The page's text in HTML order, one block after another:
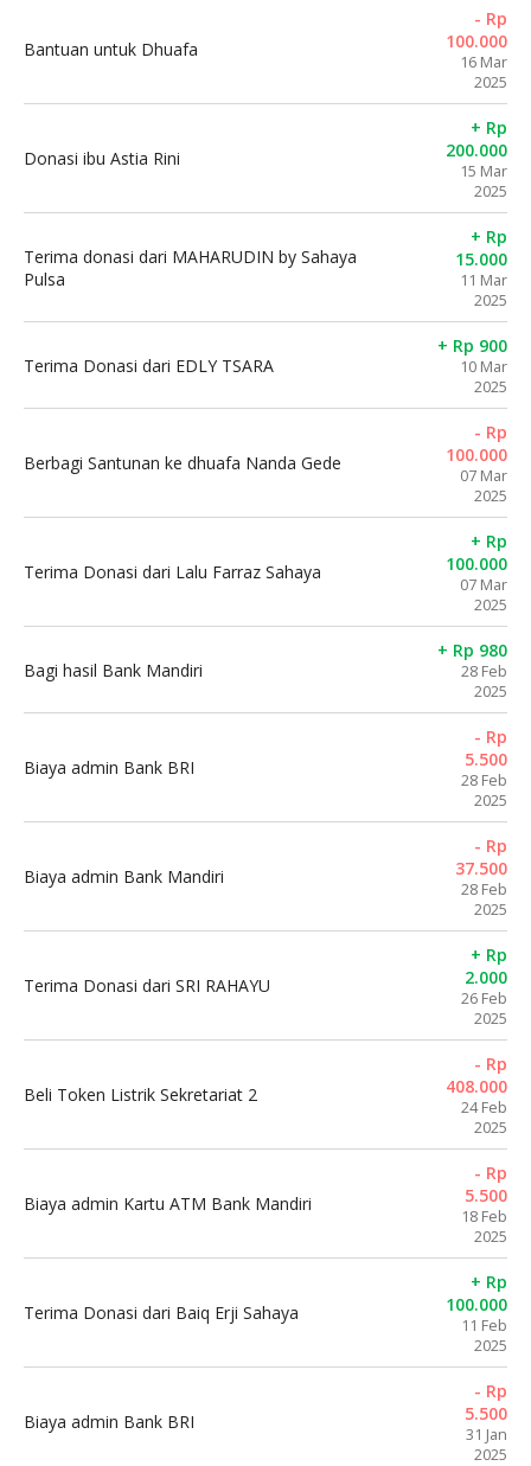
Bantuan untuk Dhuafa
- Rp
100.000
16 Mar
2025
Donasi ibu Astia Rini
+ Rp
200.000
15 Mar
2025
Terima donasi dari MAHARUDIN by Sahaya
Pulsa
+ Rp
15.000
11 Mar
2025
Terima Donasi dari EDLY TSARA
+ Rp 900
10 Mar
2025
Berbagi Santunan ke dhuafa Nanda Gede
- Rp
100.000
07 Mar
2025
Terima Donasi dari Lalu Farraz Sahaya
+ Rp
100.000
07 Mar
2025
Bagi hasil Bank Mandiri
+ Rp 980
28 Feb
2025
Biaya admin Bank BRI
- Rp
5.500
28 Feb
2025
Biaya admin Bank Mandiri
- Rp
37.500
28 Feb
2025
Terima Donasi dari SRI RAHAYU
+ Rp
2.000
26 Feb
2025
Beli Token Listrik Sekretariat 2
- Rp
408.000
24 Feb
2025
Biaya admin Kartu ATM Bank Mandiri
- Rp
5.500
18 Feb
2025
Terima Donasi dari Baiq Erji Sahaya
+ Rp
100.000
11 Feb
2025
Biaya admin Bank BRI
- Rp
5.500
31 Jan
2025